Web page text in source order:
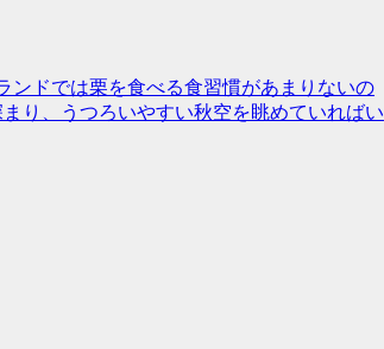
ンドでは栗を食べる食習慣があまりないの
り、うつろいやすい秋空を眺めていればい